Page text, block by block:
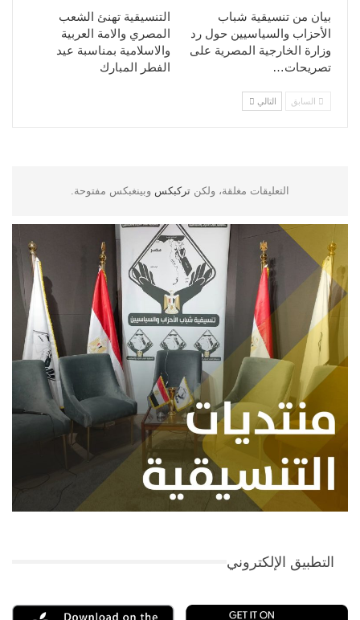
التنسيقية تهنئ الشعب
المصري والامة العربية
والاسلامية بمناسبة عيد
الفطر المبارك
بيان من تنسيقية شباب
الأحزاب والسياسيين حول رد
وزارة الخارجية المصرية على
تصريحات…
السابق التالي
التعليقات مغلقة، ولكن تركبكس وبينغبكس مفتوحة.
التطبيق الإلكتروني